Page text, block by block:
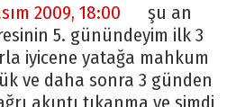
2009, 18:00
şu an
5. günündeyim ilk 3
iyicene yatağa mahkum
ve daha sonra 3 günden